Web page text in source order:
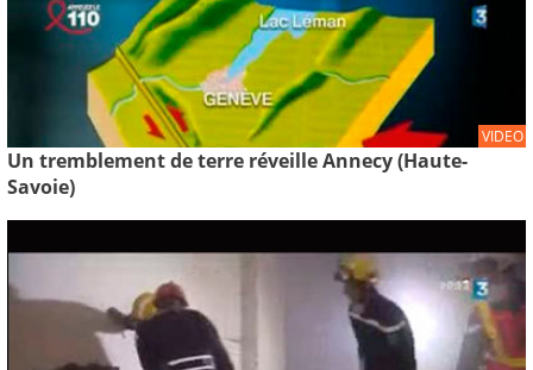
VIDEO
Un tremblement de terre réveille Annecy (Haute-
Savoie)